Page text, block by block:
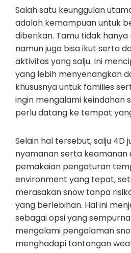
Salah satu keunggulan
adalah kemampuan untuk
diberikan. Tamu tidak
namun juga bisa ikut serta
aktivitas yang salju. Ini
yang lebih menyenangkan
khususnya untuk families
ingin mengalami keindahan
perlu datang ke tempat
Selain hal tersebut, salju 4D
nyamanan serta keamanan
pemakaian pengaturan
environment yang tepat,
merasakan snow tanpa
yang berlebihan. Hal ini
sebagai opsi yang
mengalami pengalaman
menghadapi tantangan